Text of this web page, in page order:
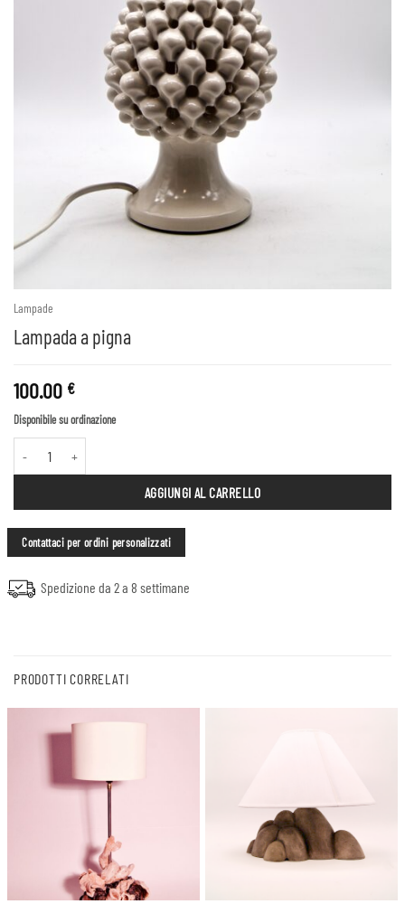
Lampade
Lampada a pigna
100.00 €
Disponibile su ordinazione
AGGIUNGI AL CARRELLO
Contattaci per ordini personalizzati
Spedizione da 2 a 8 settimane
PRODOTTI CORRELATI